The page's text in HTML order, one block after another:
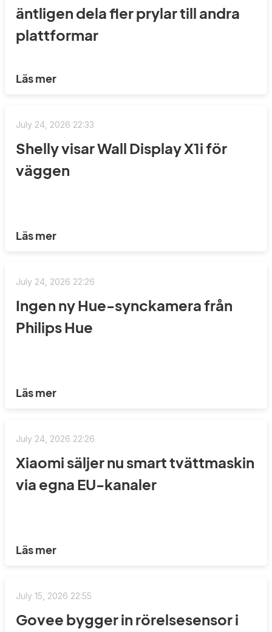
äntligen dela fler prylar till andra
plattformar
Läs mer
July 24, 2026 22:33
Shelly visar Wall Display X1i för
väggen
Läs mer
July 24, 2026 22:26
Ingen ny Hue-synckamera från
Philips Hue
Läs mer
July 24, 2026 22:26
Xiaomi säljer nu smart tvättmaskin
via egna EU-kanaler
Läs mer
July 15, 2026 22:55
Govee bygger in rörelsesensor i